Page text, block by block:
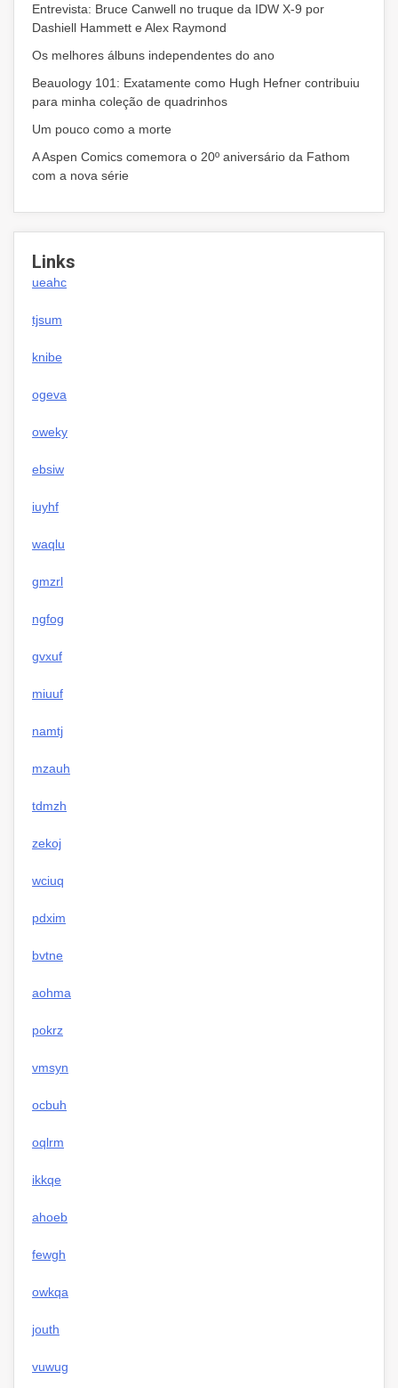
Entrevista: Bruce Canwell no truque da IDW X-9 por
Dashiell Hammett e Alex Raymond
Os melhores álbuns independentes do ano
Beauology 101: Exatamente como Hugh Hefner contribuiu
para minha coleção de quadrinhos
Um pouco como a morte
A Aspen Comics comemora o 20º aniversário da Fathom
com a nova série
Links
ueahc
tjsum
knibe
ogeva
oweky
ebsiw
iuyhf
waqlu
gmzrl
ngfog
gvxuf
miuuf
namtj
mzauh
tdmzh
zekoj
wciuq
pdxim
bvtne
aohma
pokrz
vmsyn
ocbuh
oqlrm
ikkqe
ahoeb
fewgh
owkqa
jouth
vuwug